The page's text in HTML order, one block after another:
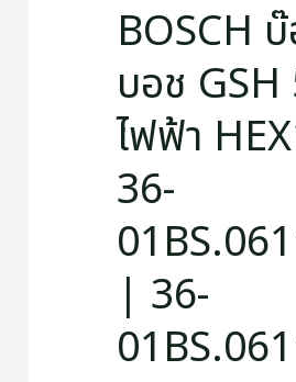
BOSCH
บอช
ไฟฟ้า
36-
| 36-